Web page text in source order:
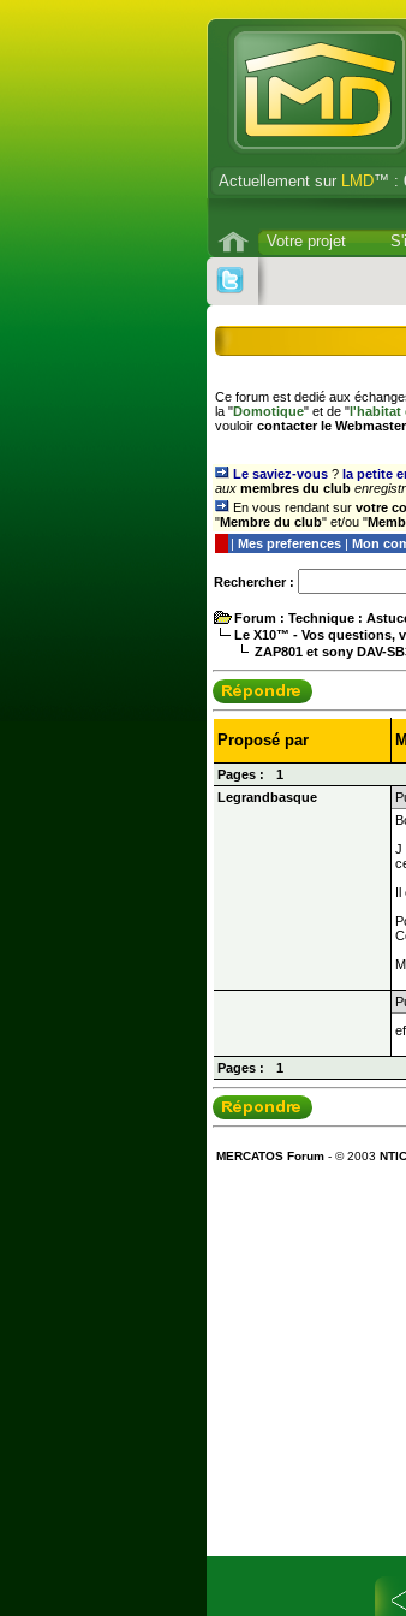
Actuellement sur LMD™ :
Votre projet
Ce forum est dedié aux
la "Domotique" et de "l'habitat
vouloir contacter le Webmaster
Le saviez-vous ? la petite
aux membres du club
En vous rendant sur votre
"Membre du club" et/ou "
| Mes preferences | Mon
Rechercher :
Forum : Technique :
Le X10™ - Vos questions,
ZAP801 et sony DAV-
Proposé par
Pages :
1
Legrandbasque
J
Pages : 1
MERCATOS Forum - © 2003